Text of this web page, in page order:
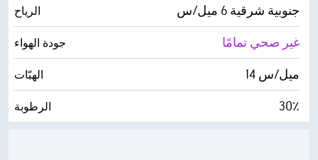
الرياح جنوبية شرقية 6 ميل/س
جودة الهواء غير صحي تمامًا
الهبّات 14 ميل/س
الرطوبة 30٪